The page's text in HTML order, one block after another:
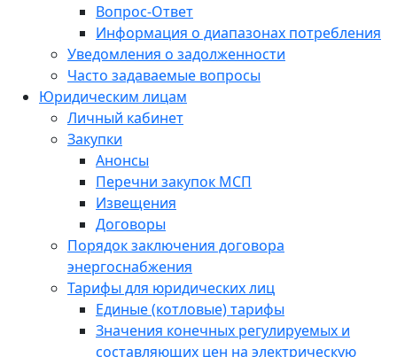
Вопрос-Ответ
Информация о диапазонах потребления
Уведомления о задолженности
Часто задаваемые вопросы
Юридическим лицам
Личный кабинет
Закупки
Анонсы
Перечни закупок МСП
Извещения
Договоры
Порядок заключения договора
энергоснабжения
Тарифы для юридических лиц
Единые (котловые) тарифы
Значения конечных регулируемых и
составляющих цен на электрическую